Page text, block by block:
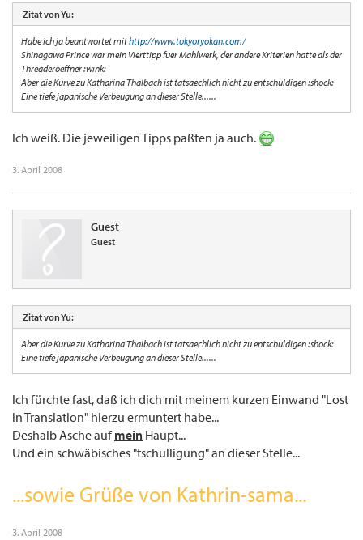
Zitat von Yu:
Habe ich ja beantwortet mithttp://www.tokyoryokan.com/
Shinagawa Prince war mein Vierttipp fuer Mahlwerk, der andere Kriterien hatte als der
Threaderoeffner :wink:
Aber die Kurve zu Katharina Thalbach ist tatsaechlich nicht zu entschuldigen :shock:
Eine tiefe japanische Verbeugung an dieser Stelle......
Ich weiß. Die jeweiligen Tipps paßten ja auch.
3. April 2008
Guest
Guest
Zitat von Yu:
Aber die Kurve zu Katharina Thalbach ist tatsaechlich nicht zu entschuldigen :shock:
Eine tiefe japanische Verbeugung an dieser Stelle......
Ich fürchte fast, daß ich dich mit meinem kurzen Einwand "Lost
in Translation" hierzu ermuntert habe...
Deshalb Asche aufmein Haupt...
Und ein schwäbisches "tschulligung" an dieser Stelle...
...sowie Grüße von Kathrin-sama...
3. April 2008